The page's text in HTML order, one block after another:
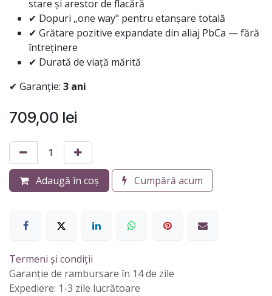
stare și arestor de flacără
✔ Dopuri „one way" pentru etanșare totală
✔ Grătare pozitive expandate din aliaj PbCa — fără
întreținere
✔ Durată de viață mărită
✔ Garanție: 3 ani
709,00 lei
Adaugă în coș Cumpără acum
Termeni și condiții
Garanție de rambursare în 14 de zile
Expediere: 1-3 zile lucrătoare